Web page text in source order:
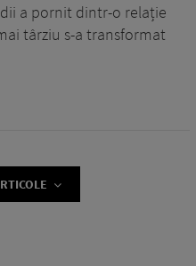
a pornit dintr-o relație
târziu s-a transformat